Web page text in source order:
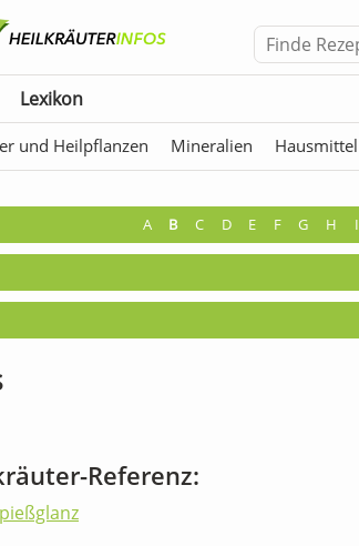
Lexikon
und Heilpflanzen Mineralien Hausmittel
A B C D E F G H I
Referenz: